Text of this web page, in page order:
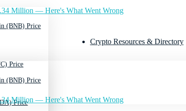
(BNB) Price
Price
Price
Million — Here's What Went Wrong
(BNB) Price
Crypto Resources & Directory
Million — Here's What Went Wrong